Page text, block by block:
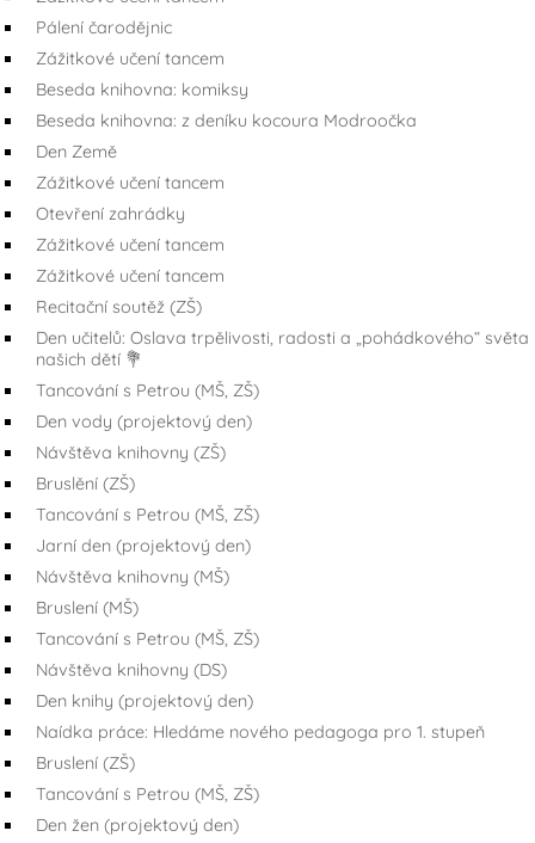
Pálení čarodějnic
Zážitkové učení tancem
Beseda knihovna: komiksy
Beseda knihovna: z deníku kocoura Modroočka
Den Země
Zážitkové učení tancem
Otevření zahrádky
Zážitkové učení tancem
Zážitkové učení tancem
Recitační soutěž (ZŠ)
Den učitelů: Oslava trpělivosti, radosti a „pohádkového“ světa
našich dětí 💐
Tancování s Petrou (MŠ, ZŠ)
Den vody (projektový den)
Návštěva knihovny (ZŠ)
Bruslění (ZŠ)
Tancování s Petrou (MŠ, ZŠ)
Jarní den (projektový den)
Návštěva knihovny (MŠ)
Bruslení (MŠ)
Tancování s Petrou (MŠ, ZŠ)
Návštěva knihovny (DS)
Den knihy (projektový den)
Naídka práce: Hledáme nového pedagoga pro 1. stupeň
Bruslení (ZŠ)
Tancování s Petrou (MŠ, ZŠ)
Den žen (projektový den)